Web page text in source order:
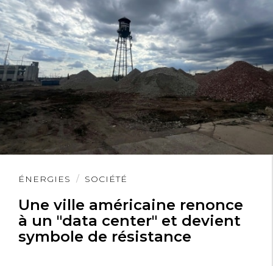
ÉNERGIES SOCIÉTÉ
Une ville américaine renonce
à un "data center" et devient
symbole de résistance
Lire